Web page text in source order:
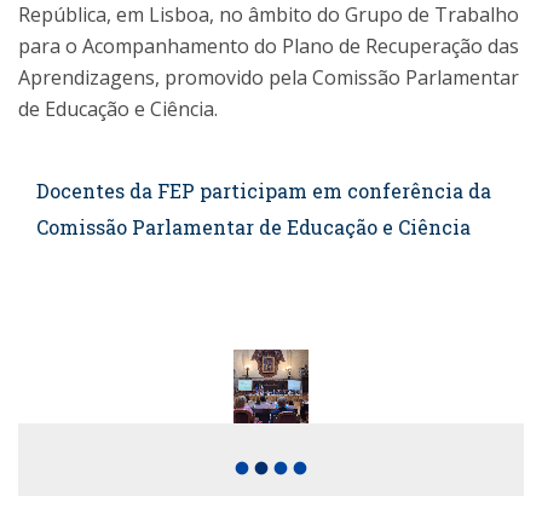
República, em Lisboa, no âmbito do Grupo de Trabalho
para o Acompanhamento do Plano de Recuperação das
Aprendizagens, promovido pela Comissão Parlamentar
de Educação e Ciência.
Docentes da FEP participam em conferência da
Comissão Parlamentar de Educação e Ciência
fiber_manual_record fiber_manual_record fiber_manual_record fiber_manual_record